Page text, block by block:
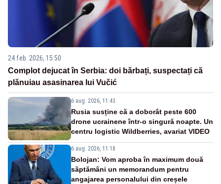
24 feb. 2026, 15:50
Complot dejucat în Serbia: doi bărbați, suspectați că
plănuiau asasinarea lui Vučić
6 aug. 2026, 11:43
Rusia susține că a doborât peste 600
drone ucrainene într-o singură noapte. Un
centru logistic Wildberries, avariat VIDEO
6 aug. 2026, 11:18
Bolojan: Vom aproba în maximum două
săptămâni un memorandum pentru
angajarea personalului din creșele